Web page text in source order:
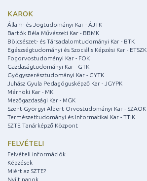
KAROK
Állam- és Jogtudományi Kar - ÁJTK
Bartók Béla Művészeti Kar - BBMK
Bölcsészet- és Társadalomtudományi Kar - BTK
Egészségtudományi és Szociális Képzési Kar - ETSZK
Fogorvostudományi Kar - FOK
Gazdaságtudományi Kar - GTK
Gyógyszerésztudományi Kar - GYTK
Juhász Gyula Pedagógusképző Kar - JGYPK
Mérnöki Kar - MK
Mezőgazdasági Kar - MGK
Szent-Györgyi Albert Orvostudományi Kar - SZAOK
Természettudományi és Informatikai Kar - TTIK
SZTE Tanárképző Központ
FELVÉTELI
Felvételi információk
Képzések
Miért az SZTE?
Nyílt napok